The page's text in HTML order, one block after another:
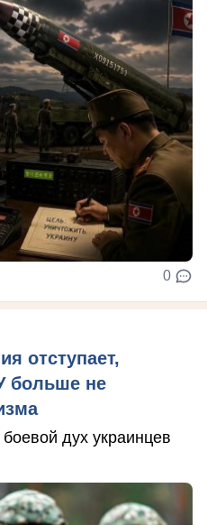
0
отступает,
больше не
дух украинцев